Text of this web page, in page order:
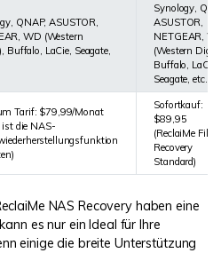
QNAP, ASUSTOR,
WD (Western
Buffalo, LaCie, Seagate,
Synology,
ASUSTOR,
NETGEAR,
(Western
Buffalo, LaCie,
Seagate, etc.
Tarif: $79,99/Monat
ist die NAS-
Sofortkauf:
$89,95
(ReclaiMe File
Recovery
Standard)
NAS Recovery haben eine
es nur ein Ideal für Ihre
einige die breite Unterstützung